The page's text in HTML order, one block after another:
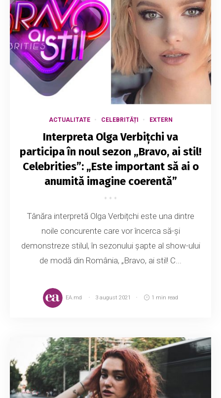
ACTUALITATE CELEBRITĂȚI EXTERN
Interpreta Olga Verbițchi va
participa în noul sezon „Bravo, ai stil!
Celebrities”: „Este important să ai o
anumită imagine coerentă”
Tânăra interpretă Olga Verbițchi este una dintre
noile concurente care vor încerca să-și
demonstreze stilul, în sezonului șapte al show-ului
de modă din România, „Bravo, ai stil! C...
EA.md 3 august 2021 1 min read